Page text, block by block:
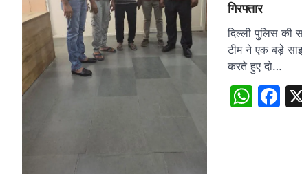
गिरफ्तार
दिल्ली पुलिस की
टीम ने एक बड़े
करते हुए दो…